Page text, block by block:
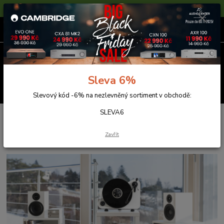
Sleva 6% na nezlevněné zboží s kódem SLEVA6
Menu
0ks
0,00 Kč
Elemental Line
Sleva 6%
Slevový kód -6% na nezlevněný sortiment v obchodě:
SLEVA6
Zavřít